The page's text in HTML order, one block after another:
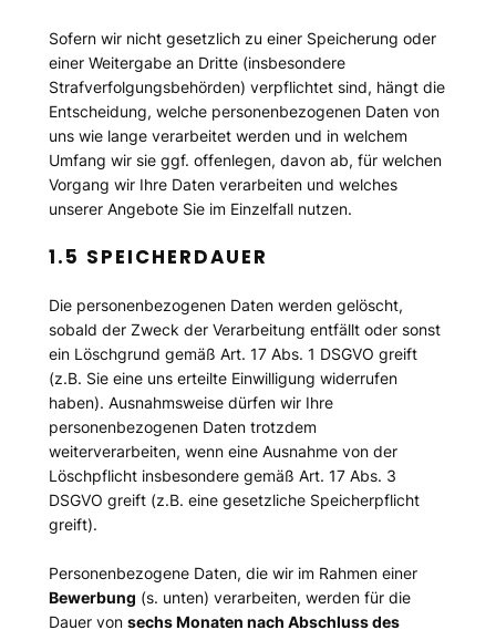
Sofern wir nicht gesetzlich zu einer Speicherung oder
einer Weitergabe an Dritte (insbesondere
Strafverfolgungsbehörden) verpflichtet sind, hängt die
Entscheidung, welche personenbezogenen Daten von
uns wie lange verarbeitet werden und in welchem
Umfang wir sie ggf. offenlegen, davon ab, für welchen
Vorgang wir Ihre Daten verarbeiten und welches
unserer Angebote Sie im Einzelfall nutzen.
1.5 SPEICHERDAUER
Die personenbezogenen Daten werden gelöscht,
sobald der Zweck der Verarbeitung entfällt oder sonst
ein Löschgrund gemäß Art. 17 Abs. 1 DSGVO greift
(z.B. Sie eine uns erteilte Einwilligung widerrufen
haben). Ausnahmsweise dürfen wir Ihre
personenbezogenen Daten trotzdem
weiterverarbeiten, wenn eine Ausnahme von der
Löschpflicht insbesondere gemäß Art. 17 Abs. 3
DSGVO greift (z.B. eine gesetzliche Speicherpflicht
greift).
Personenbezogene Daten, die wir im Rahmen einer
Bewerbung (s. unten) verarbeiten, werden für die
Dauer von sechs Monaten nach Abschluss des